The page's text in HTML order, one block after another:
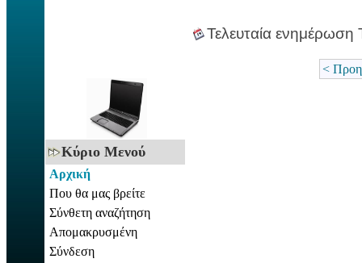
Τελευταία ενημέρωση
<
Κύριο Μενού
Αρχική
Που θα μας βρείτε
Σύνθετη αναζήτηση
Απομακρυσμένη
Σύνδεση